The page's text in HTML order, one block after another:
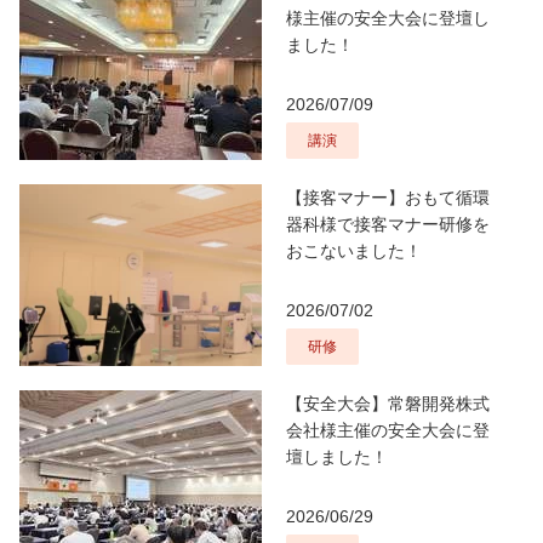
様主催の安全大会に登壇し
ました！
2026/07/09
講演
【接客マナー】おもて循環
器科様で接客マナー研修を
おこないました！
2026/07/02
研修
【安全大会】常磐開発株式
会社様主催の安全大会に登
壇しました！
2026/06/29